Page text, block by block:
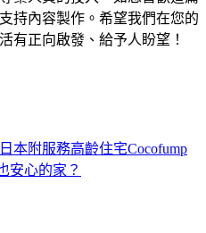
持內容製作。希望我們在您的
有正向啟發、給予人盼望！
本附服務高齡住宅Cocofump
安心的家？